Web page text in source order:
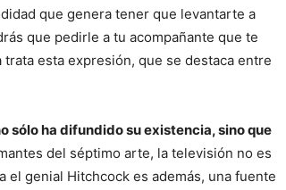
que genera tener que levantarte a
que pedirle a tu acompañante que te
esta expresión, que se destaca entre
sólo ha difundido su existencia, sino que
del séptimo arte, la televisión no es
genial Hitchcock es además, una fuente